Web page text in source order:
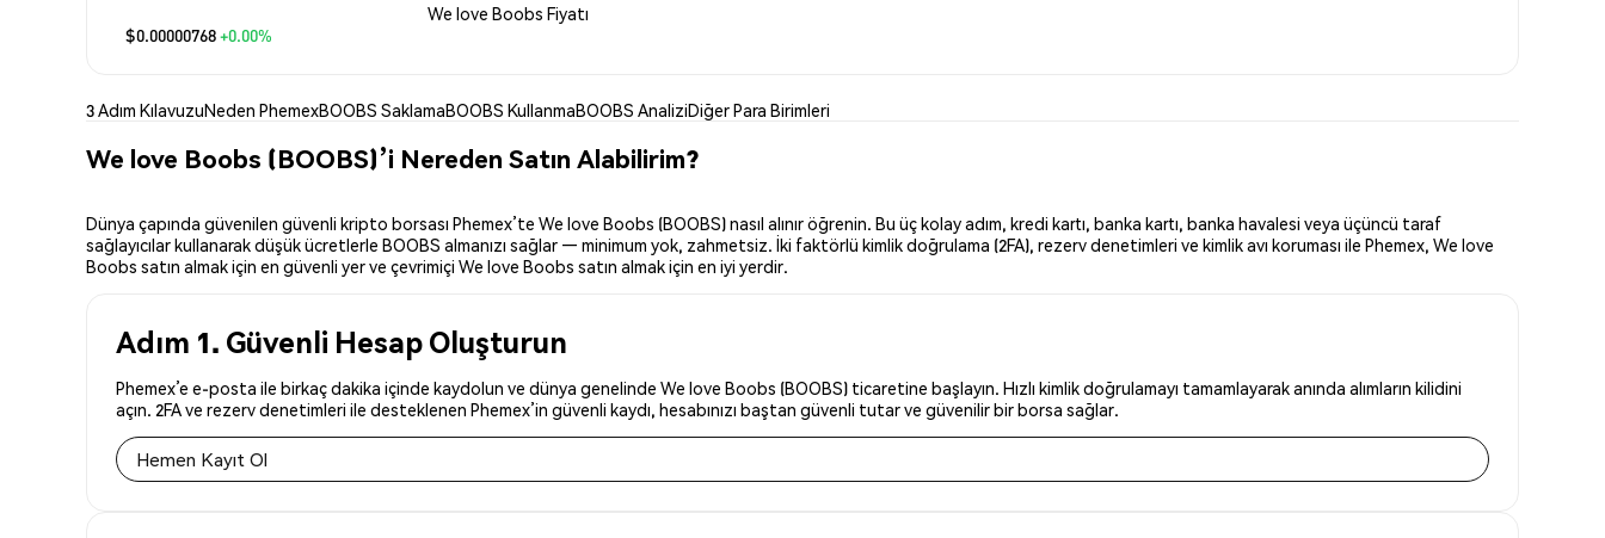
We love Boobs Fiyatı
$0.00000768+0.00%
3 Adım KılavuzuNeden PhemexBOOBS SaklamaBOOBS KullanmaBOOBS AnaliziDiğer Para Birimleri
We love Boobs (BOOBS)’i Nereden Satın Alabilirim?
Dünya çapında güvenilen güvenli kripto borsası Phemex’te We love Boobs (BOOBS) nasıl alınır öğrenin. Bu üç kolay adım, kredi kartı, banka kartı, banka havalesi veya üçüncü taraf
sağlayıcılar kullanarak düşük ücretlerle BOOBS almanızı sağlar — minimum yok, zahmetsiz. İki faktörlü kimlik doğrulama (2FA), rezerv denetimleri ve kimlik avı koruması ile Phemex, We love
Boobs satın almak için en güvenli yer ve çevrimiçi We love Boobs satın almak için en iyi yerdir.
Adım 1. Güvenli Hesap Oluşturun
Phemex’e e-posta ile birkaç dakika içinde kaydolun ve dünya genelinde We love Boobs (BOOBS) ticaretine başlayın. Hızlı kimlik doğrulamayı tamamlayarak anında alımların kilidini
açın. 2FA ve rezerv denetimleri ile desteklenen Phemex’in güvenli kaydı, hesabınızı baştan güvenli tutar ve güvenilir bir borsa sağlar.
Hemen Kayıt Ol